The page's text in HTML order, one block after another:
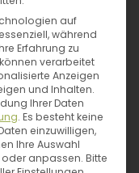
Buches „12
Leben“ –
und ihr
und
auf
während
Erfahrung zu
verarbeitet
Anzeigen
und Inhalten.
Ihrer Daten
. Es besteht keine
einzuwilligen,
Ihre Auswahl
anpassen. Bitte